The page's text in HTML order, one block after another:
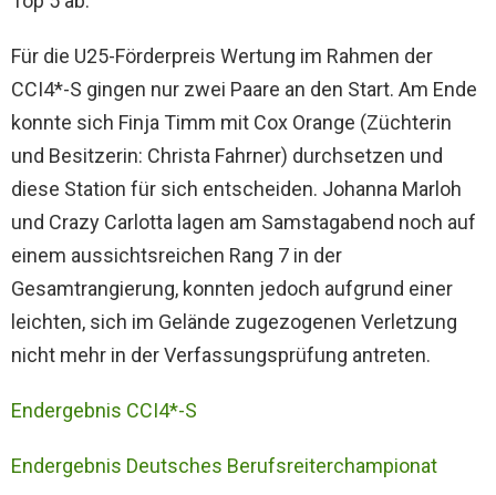
Für die U25-Förderpreis Wertung im Rahmen der
CCI4*-S gingen nur zwei Paare an den Start. Am Ende
konnte sich Finja Timm mit Cox Orange (Züchterin
und Besitzerin: Christa Fahrner) durchsetzen und
diese Station für sich entscheiden. Johanna Marloh
und Crazy Carlotta lagen am Samstagabend noch auf
einem aussichtsreichen Rang 7 in der
Gesamtrangierung, konnten jedoch aufgrund einer
leichten, sich im Gelände zugezogenen Verletzung
nicht mehr in der Verfassungsprüfung antreten.
Endergebnis CCI4*-S
Endergebnis Deutsches Berufsreiterchampionat